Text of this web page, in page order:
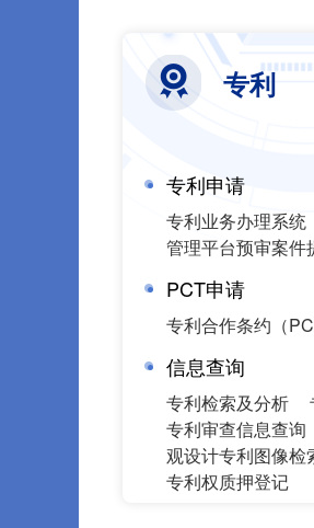
专利
专利申请
专利业务办理系统
管理平台预审案件
PCT申请
专利合作条约（
信息查询
专利检索及分析
专利审查信息查询
观设计专利图像检
专利权质押登记